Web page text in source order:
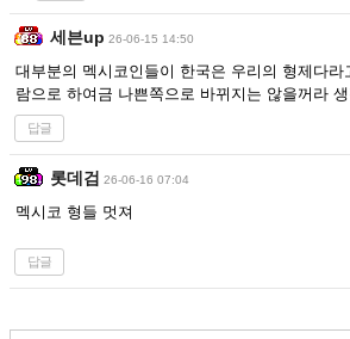
세븐up 26-06-15 14:50
대부분의 멕시코인들이 한국은 우리의 형제다
람으로 하여금 나쁜쪽으로 바뀌지는 않을꺼라
답글
롯데검 26-06-16 07:04
멕시코 형들 멋져
답글